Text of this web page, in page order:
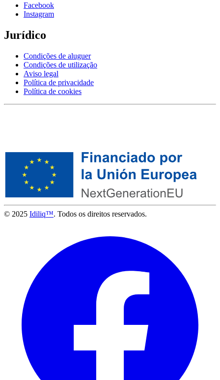
Facebook
Instagram
Jurídico
Condições de aluguer
Condições de utilização
Aviso legal
Política de privacidade
Política de cookies
© 2025 Idiliq™. Todos os direitos reservados.